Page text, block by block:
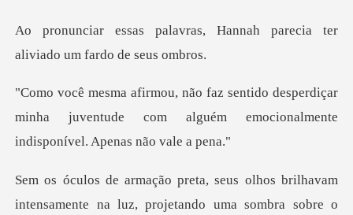
s, Hannah parecia ter
alivi
sperdiçar
minha juventude com alguém emocion
os brilhavam
intensamente na luz, projet